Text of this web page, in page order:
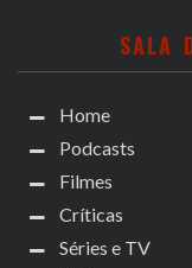
SALA
Home
Podcasts
Filmes
Críticas
Séries e TV